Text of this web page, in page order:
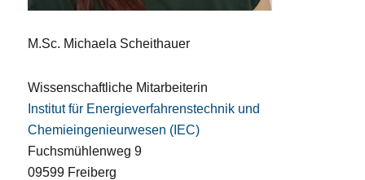
M.Sc. Michaela Scheithauer
Wissenschaftliche Mitarbeiterin
Institut für Energieverfahrenstechnik und
Chemieingenieurwesen (IEC)
Fuchsmühlenweg 9
09599 Freiberg